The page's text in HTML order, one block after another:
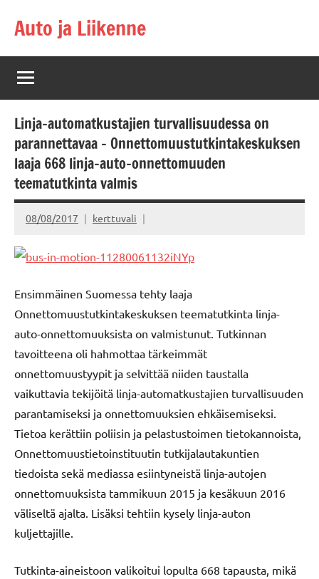
Auto ja Liikenne
Linja-automatkustajien turvallisuudessa on
parannettavaa – Onnettomuustutkintakeskuksen
laaja 668 linja-auto-onnettomuuden
teematutkinta valmis
08/08/2017 kerttuvali
Ensimmäinen Suomessa tehty laaja
Onnettomuustutkintakeskuksen teematutkinta linja-
auto-onnettomuuksista on valmistunut. Tutkinnan
tavoitteena oli hahmottaa tärkeimmät
onnettomuustyypit ja selvittää niiden taustalla
vaikuttavia tekijöitä linja-automatkustajien turvallisuuden
parantamiseksi ja onnettomuuksien ehkäisemiseksi.
Tietoa kerättiin poliisin ja pelastustoimen tietokannoista,
Onnettomuustietoinstituutin tutkijalautakuntien
tiedoista sekä mediassa esiintyneistä linja-autojen
onnettomuuksista tammikuun 2015 ja kesäkuun 2016
väliseltä ajalta. Lisäksi tehtiin kysely linja-auton
kuljettajille.
Tutkinta-aineistoon valikoitui lopulta 668 tapausta, mikä